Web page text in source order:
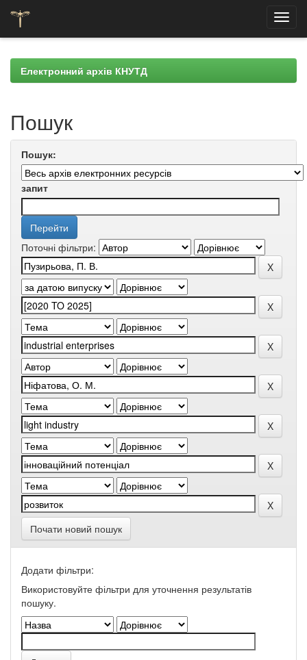
navigationЕлектронний архів КНУТД
Пошук
Пошук:
запит
Поточні фільтри:
Почати новий пошук
Додати фільтри:
Використовуйте фільтри для уточнення результатів
пошуку.